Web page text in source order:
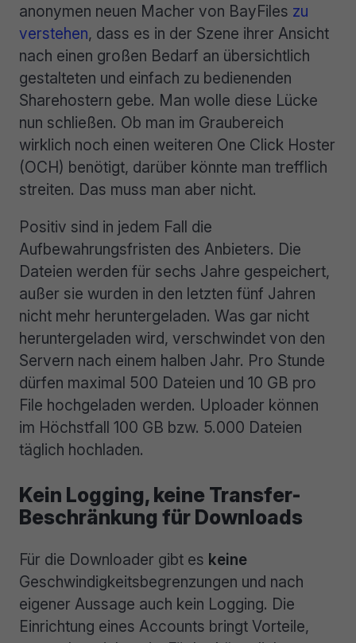
anonymen neuen Macher von BayFiles zu
verstehen, dass es in der Szene ihrer Ansicht
nach einen großen Bedarf an übersichtlich
gestalteten und einfach zu bedienenden
Sharehostern gebe. Man wolle diese Lücke
nun schließen. Ob man im Graubereich
wirklich noch einen weiteren One Click Hoster
(OCH) benötigt, darüber könnte man trefflich
streiten. Das muss man aber nicht.
Positiv sind in jedem Fall die
Aufbewahrungsfristen des Anbieters. Die
Dateien werden für sechs Jahre gespeichert,
außer sie wurden in den letzten fünf Jahren
nicht mehr heruntergeladen. Was gar nicht
heruntergeladen wird, verschwindet von den
Servern nach einem halben Jahr. Pro Stunde
dürfen maximal 500 Dateien und 10 GB pro
File hochgeladen werden. Uploader können
im Höchstfall 100 GB bzw. 5.000 Dateien
täglich hochladen.
Kein Logging, keine Transfer-
Beschränkung für Downloads
Für die Downloader gibt es keine
Geschwindigkeitsbegrenzungen und nach
eigener Aussage auch kein Logging. Die
Einrichtung eines Accounts bringt Vorteile,